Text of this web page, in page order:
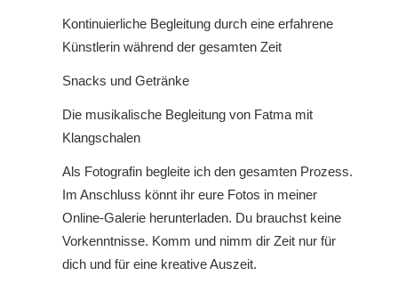
Kontinuierliche Begleitung durch eine erfahrene
Künstlerin während der gesamten Zeit
Snacks und Getränke
Die musikalische Begleitung von Fatma mit
Klangschalen
Als Fotografin begleite ich den gesamten Prozess.
Im Anschluss könnt ihr eure Fotos in meiner
Online-Galerie herunterladen. Du brauchst keine
Vorkenntnisse. Komm und nimm dir Zeit nur für
dich und für eine kreative Auszeit.